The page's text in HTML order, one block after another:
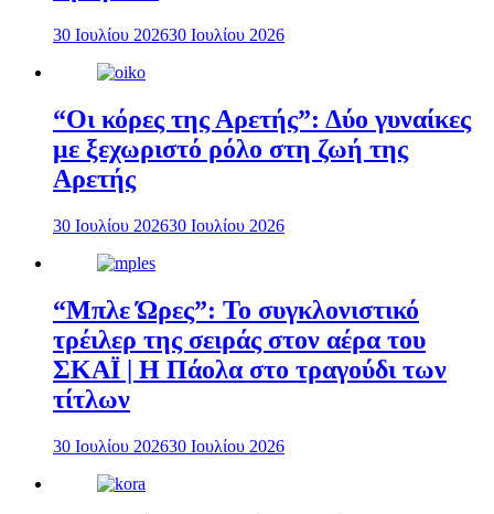
30 Ιουλίου 202630 Ιουλίου 2026
“Οι κόρες της Αρετής”: Δύο γυναίκες
με ξεχωριστό ρόλο στη ζωή της
Αρετής
30 Ιουλίου 202630 Ιουλίου 2026
“Μπλε Ώρες”: Το συγκλονιστικό
τρέιλερ της σειράς στον αέρα του
ΣΚΑΪ | Η Πάολα στο τραγούδι των
τίτλων
30 Ιουλίου 202630 Ιουλίου 2026